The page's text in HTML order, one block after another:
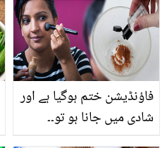
اہم معلومات
فاؤنڈیشن ختم ہوگیا ہے اور
شادی میں جانا ہو تو۔۔